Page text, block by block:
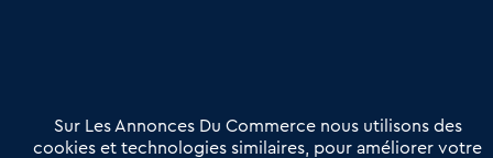
Offres Pro
Actualités
Qui sommes nous ?
Sur Les Annonces Du Commerce nous utilisons des
cookies et technologies similaires, pour améliorer votre